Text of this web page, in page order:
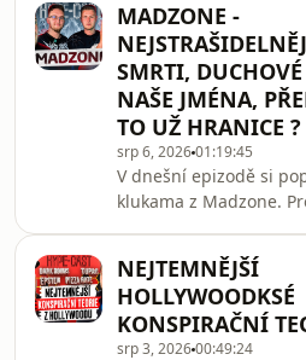
MADZONE -
SMRTI,
NAŠE JMÉNA,
TO UŽ HRANICE ?
srp 6, 202601:19:45
V dnešní epizodě si
klukama z Madzone.
místo kde byly a i hrad
NEJTEMNĚJŠÍ
HOLLYWOODKSÉ
KONSPIRAČNÍ
srp 3, 202600:49:24